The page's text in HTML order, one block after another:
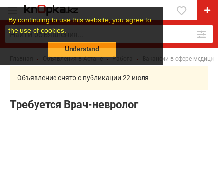
By continuing to use this website, you agree to
the use of cookies.
Understand
Объявления в Астане Работа Вакансии в сфере
Объявление снято с публикации 22 июля
Требуется Врач-невролог